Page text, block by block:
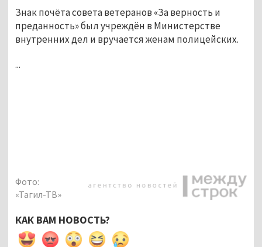
Знак почёта совета ветеранов «За верность и
преданность» был учреждён в Министерстве
внутренних дел и вручается женам полицейских.
...
Фото:
«Тагил-ТВ»
КАК ВАМ НОВОСТЬ?